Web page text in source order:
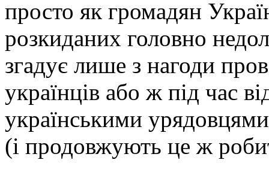
просто як громадян
розкиданих головно
згадує лише з нагоди
українців або ж під час
українськими
(і продовжують це ж